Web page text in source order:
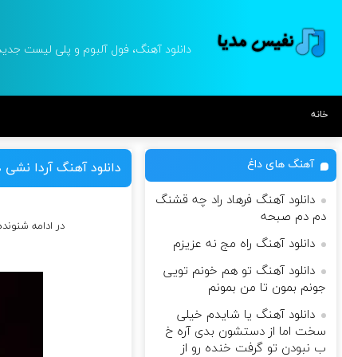
دانلود آهنگ، فول آلبوم و پلی لیست
خانه
دانلود آهنگ آردا نشی
در ادامه
آهنگ های داغ
دانلود آهنگ فرهاد راد چه قشنگ
دم دم صبحه
دانلود آهنگ راه مج نه عزیزم
دانلود آهنگ تو هم خونم تویی
جونم بمون تا من بمونم
دانلود آهنگ یا شایدم خیلی
سخت اما از دستشون بدی آره خ
ب نبودن تو گرفت خنده رو از